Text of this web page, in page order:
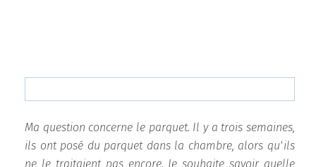
Ma question concerne le parquet. Il y a trois semaines,
ils ont posé du parquet dans la chambre, alors qu'ils
ne le traitaient pas encore. Je souhaite savoir quelle